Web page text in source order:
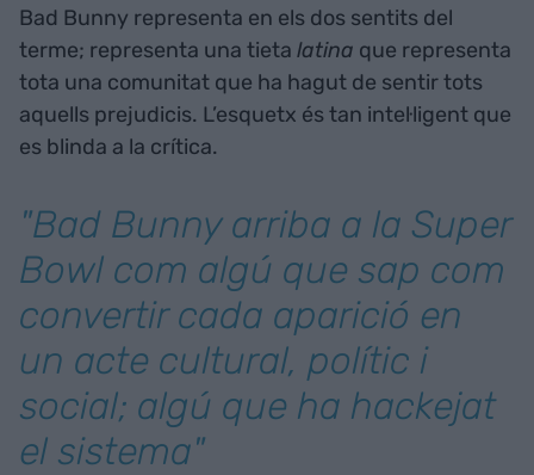
Bad Bunny representa en els dos sentits del
terme; representa una tieta latina que representa
tota una comunitat que ha hagut de sentir tots
aquells prejudicis. L’esquetx és tan intel·ligent que
es blinda a la crítica.
"Bad Bunny arriba a la Super
Bowl com algú que sap com
convertir cada aparició en
un acte cultural, polític i
social; algú que ha hackejat
el sistema"